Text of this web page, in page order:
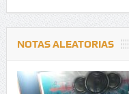
NOTAS ALEATORIAS